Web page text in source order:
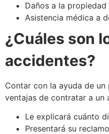
Daños a la propiedad
Asistencia médica a
¿Cuáles son
accidentes?
Contar con la ayuda de
ventajas de contratar a un
Le explicará cuánto
Presentará su